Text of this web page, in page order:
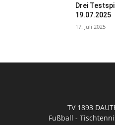
Drei
19.07.2025
17. Juli 2025
TV 1893
Fußball -